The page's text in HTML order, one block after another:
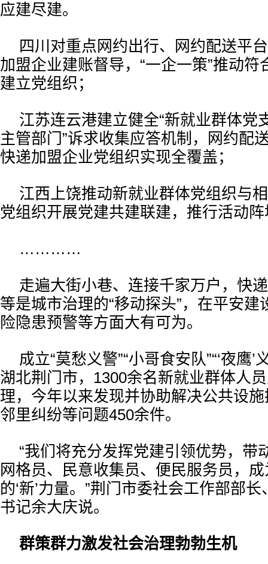
应建尽建。
四川对重点网约出行、网约配送平
加盟企业建账督导，“一企一策”推动符
建立党组织；
江苏连云港建立健全“新就业群体
主管部门”诉求收集应答机制，网约配
快递加盟企业党组织实现全覆盖；
江西上饶推动新就业群体党组织与
党组织开展党建共建联建，推行活动
…………
走遍大街小巷、连接千家万户，快
等是城市治理的“移动探头”，在平安建
险隐患预警等方面大有可为。
成立“莫愁义警”“小哥食安队”“‘夜
湖北荆门市，1300余名新就业群体人
理，今年以来发现并协助解决公共设
邻里纠纷等问题450余件。
“我们将充分发挥党建引领优势，带
网格员、民意收集员、便民服务员，
的‘新’力量。”荆门市委社会工作部部长
书记余大庆说。
群策群力激发社会治理勃勃生机